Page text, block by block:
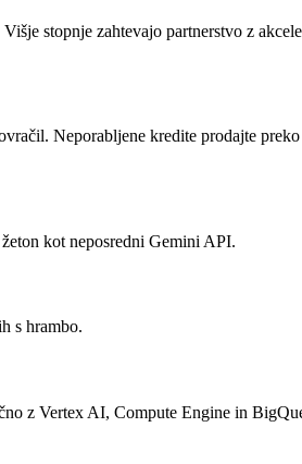
stopnje zahtevajo partnerstvo z
Neporabljene kredite prodajte preko
kot neposredni Gemini API.
s hrambo.
z Vertex AI, Compute Engine in